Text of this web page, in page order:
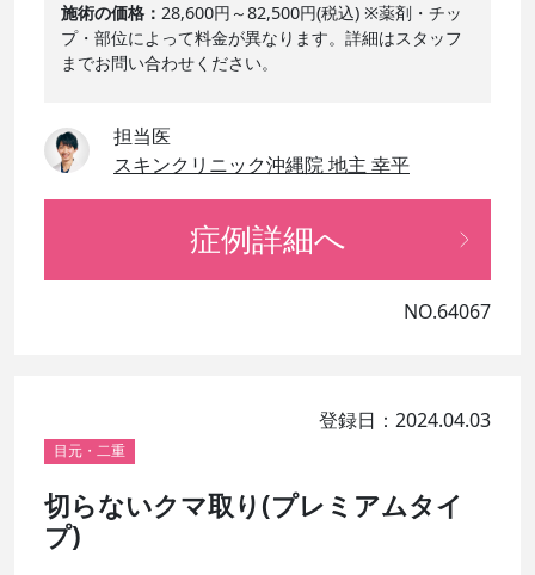
施術の価格
28,600円～82,500円(税込) ※薬剤・チッ
プ・部位によって料金が異なります。詳細はスタッフ
までお問い合わせください。
担当医
スキンクリニック沖縄院 地主 幸平
症例詳細へ
NO.64067
登録日：2024.04.03
目元・二重
切らないクマ取り(プレミアムタイ
プ)